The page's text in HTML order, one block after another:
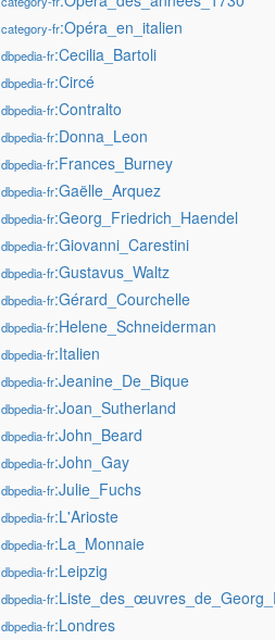
category-fr:Opéra_en_italien
dbpedia-fr:Cecilia_Bartoli
dbpedia-fr:Circé
dbpedia-fr:Contralto
dbpedia-fr:Donna_Leon
dbpedia-fr:Frances_Burney
dbpedia-fr:Gaëlle_Arquez
dbpedia-fr:Georg_Friedrich_Haendel
dbpedia-fr:Giovanni_Carestini
dbpedia-fr:Gustavus_Waltz
dbpedia-fr:Gérard_Courchelle
dbpedia-fr:Helene_Schneiderman
dbpedia-fr:Italien
dbpedia-fr:Jeanine_De_Bique
dbpedia-fr:Joan_Sutherland
dbpedia-fr:John_Beard
dbpedia-fr:John_Gay
dbpedia-fr:Julie_Fuchs
dbpedia-fr:L'Arioste
dbpedia-fr:La_Monnaie
dbpedia-fr:Leipzig
dbpedia-fr
dbpedia-fr:Londres